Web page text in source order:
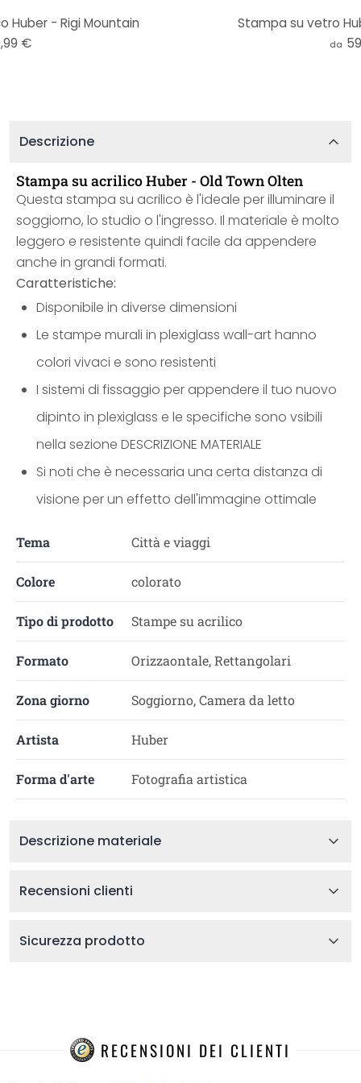
Huber - Rigi Mountain
€
Stampa su vetro
da
Descrizione
Stampa su acrilico Huber - Old Town Olten
Questa stampa su acrilico è l'ideale per illuminare il
soggiorno, lo studio o l'ingresso. Il materiale è molto
leggero e resistente quindi facile da appendere
anche in grandi formati.
Caratteristiche:
Disponibile in diverse dimensioni
Le stampe murali in plexiglass wall-art hanno
colori vivaci e sono resistenti
I sistemi di fissaggio per appendere il tuo nuovo
dipinto in plexiglass e le specifiche sono vsibili
nella sezione DESCRIZIONE MATERIALE
Si noti che è necessaria una certa distanza di
visione per un effetto dell'immagine ottimale
Tema Città e viaggi
Colore colorato
Tipo di prodotto Stampe su acrilico
Formato Orizzaontale, Rettangolari
Zona giorno Soggiorno, Camera da letto
Artista Huber
Forma d'arte Fotografia artistica
Descrizione materiale
Recensioni clienti
Sicurezza prodotto
RECENSIONI DEI CLIENTI